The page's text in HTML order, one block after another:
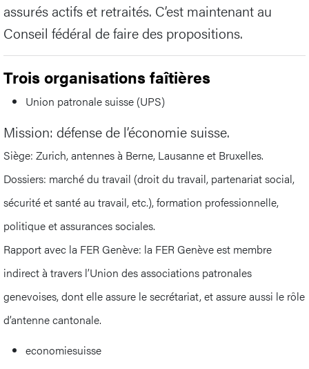
assurés actifs et retraités. C’est maintenant au
Conseil fédéral de faire des propositions.
Trois organisations faîtières
Union patronale suisse (UPS)
Mission: défense de l’économie suisse.
Siège: Zurich, antennes à Berne, Lausanne et Bruxelles.
Dossiers: marché du travail (droit du travail, partenariat social,
sécurité et santé au travail, etc.), formation professionnelle,
politique et assurances sociales.
Rapport avec la FER Genève: la FER Genève est membre
indirect à travers l’Union des associations patronales
genevoises, dont elle assure le secrétariat, et assure aussi le rôle
d’antenne cantonale.
economiesuisse